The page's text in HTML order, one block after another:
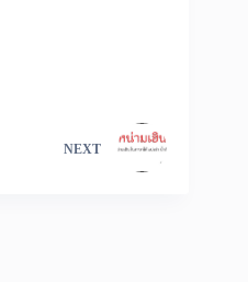
NEXT